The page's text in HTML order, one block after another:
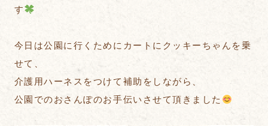
す
今日は公園に行くためにカートにクッキーちゃんを乗
せて、
介護用ハーネスをつけて補助をしながら、
公園でのおさんぽのお手伝いさせて頂きました